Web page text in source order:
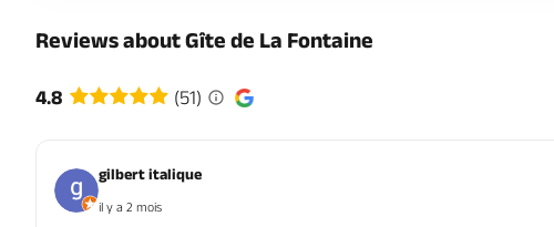
Reviews about Gîte de La Fontaine
4.8 (51)
gilbert italique
il y a 2 mois